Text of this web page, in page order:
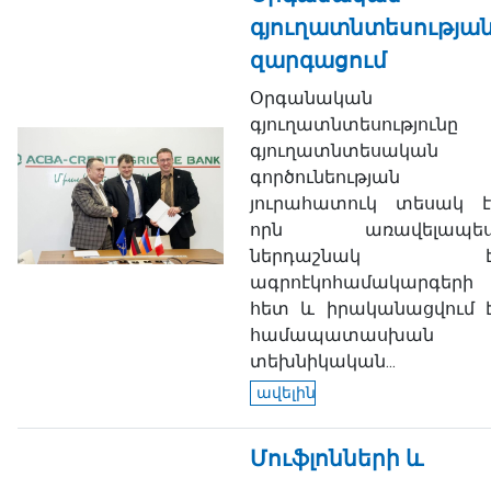
զարգացում
Օրգանական
գյուղատնտեսությունը
գյուղատնտեսական
գործունեության
յուրահատուկ տեսակ
որն
ներդաշնակ
ագրոէկոհամակարգերի
հետ և իրականացվում
համապատասխան
տեխնիկական...
ավելին
Մուֆլոնների և